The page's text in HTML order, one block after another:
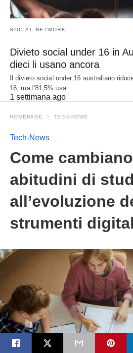
SOCIAL NETWORK
Divieto social under 16 in
dieci li usano ancora
Il divieto social under 16 australiano
16, ma l’81,5% usa…
1 settimana ago